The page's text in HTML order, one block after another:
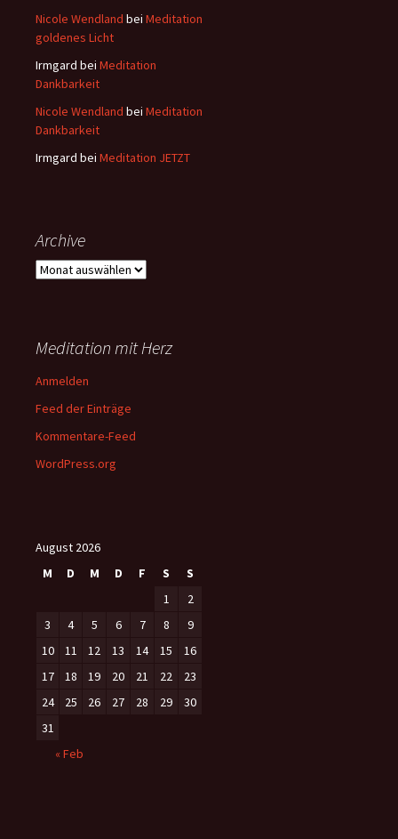
Nicole Wendland bei Meditation
goldenes Licht
Irmgard bei Meditation
Dankbarkeit
Nicole Wendland bei Meditation
Dankbarkeit
Irmgard bei Meditation JETZT
Archive
Archive
Meditation mit Herz
Anmelden
Feed der Einträge
Kommentare-Feed
WordPress.org
August 2026
M
D M D F S
S
1
2
3
4 5 6 7 8
9
10
11 12 13 14 15
16
17
18 19 20 21 22
23
24
25 26 27 28 29
30
31
« Feb